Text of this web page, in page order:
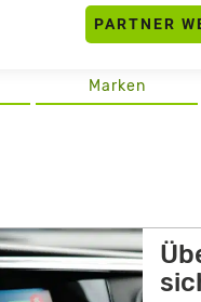
PARTNER
Marken